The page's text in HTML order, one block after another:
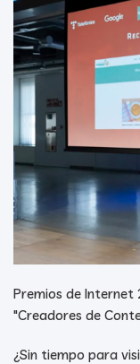
Premios de Internet
"Creadores de
¿Sin tiempo para